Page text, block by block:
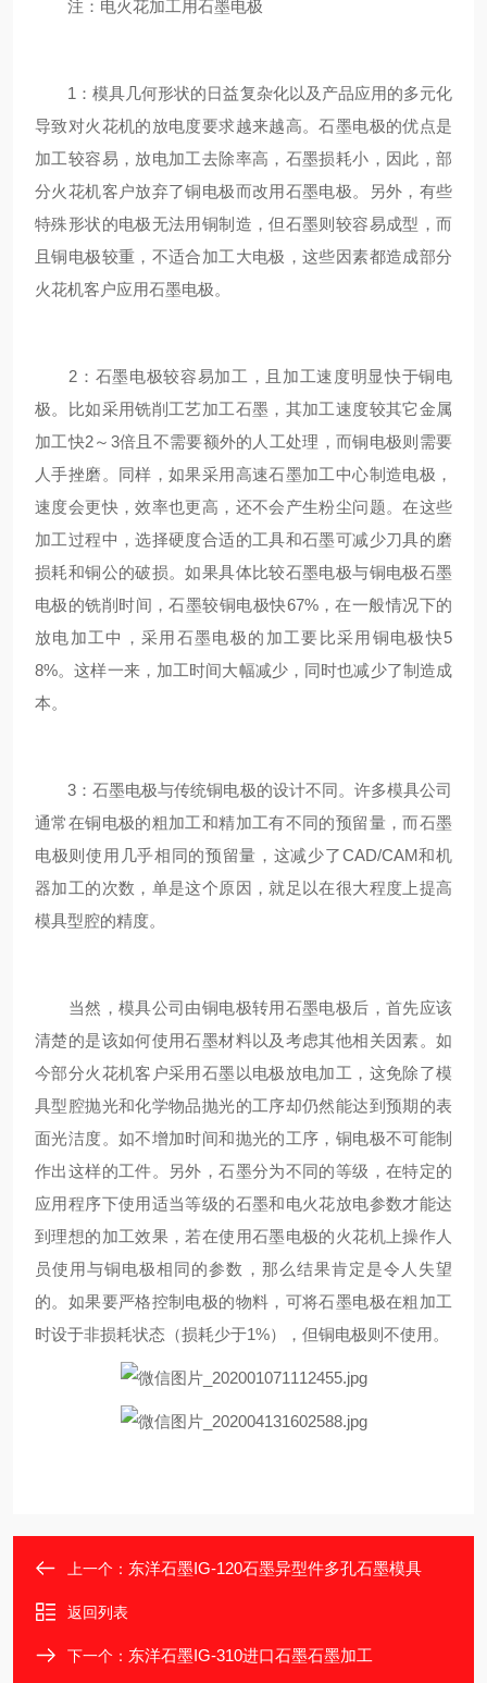
注：电火花加工用石墨电极
1：模具几何形状的日益复杂化以及产品应用的多元化
导致对火花机的放电度要求越来越高。石墨电极的优点是
加工较容易，放电加工去除率高，石墨损耗小，因此，部
分火花机客户放弃了铜电极而改用石墨电极。另外，有些
特殊形状的电极无法用铜制造，但石墨则较容易成型，而
且铜电极较重，不适合加工大电极，这些因素都造成部分
火花机客户应用石墨电极。
2：石墨电极较容易加工，且加工速度明显快于铜电
极。比如采用铣削工艺加工石墨，其加工速度较其它金属
加工快2～3倍且不需要额外的人工处理，而铜电极则需要
人手挫磨。同样，如果采用高速石墨加工中心制造电极，
速度会更快，效率也更高，还不会产生粉尘问题。在这些
加工过程中，选择硬度合适的工具和石墨可减少刀具的磨
损耗和铜公的破损。如果具体比较石墨电极与铜电极石墨
电极的铣削时间，石墨较铜电极快67%，在一般情况下的
放电加工中，采用石墨电极的加工要比采用铜电极快5
8%。这样一来，加工时间大幅减少，同时也减少了制造成
本。
3：石墨电极与传统铜电极的设计不同。许多模具公司
通常在铜电极的粗加工和精加工有不同的预留量，而石墨
电极则使用几乎相同的预留量，这减少了CAD/CAM和机
器加工的次数，单是这个原因，就足以在很大程度上提高
模具型腔的精度。
当然，模具公司由铜电极转用石墨电极后，首先应该
清楚的是该如何使用石墨材料以及考虑其他相关因素。如
今部分火花机客户采用石墨以电极放电加工，这免除了模
具型腔抛光和化学物品抛光的工序却仍然能达到预期的表
面光洁度。如不增加时间和抛光的工序，铜电极不可能制
作出这样的工件。另外，石墨分为不同的等级，在特定的
应用程序下使用适当等级的石墨和电火花放电参数才能达
到理想的加工效果，若在使用石墨电极的火花机上操作人
员使用与铜电极相同的参数，那么结果肯定是令人失望
的。如果要严格控制电极的物料，可将石墨电极在粗加工
时设于非损耗状态（损耗少于1%），但铜电极则不使用。
上一个： 东洋石墨IG-120石墨异型件多孔石墨模具
返回列表
下一个： 东洋石墨IG-310进口石墨石墨加工